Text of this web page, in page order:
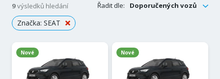
9výsledků hledání Řadit dle: Doporučených vozů
Značka: SEAT
Nové Nové